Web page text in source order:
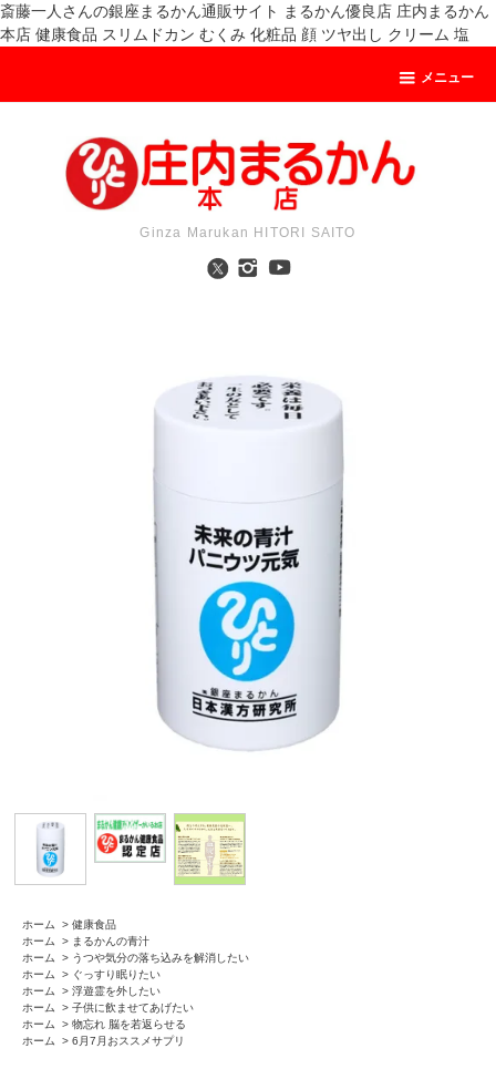
斎藤一人さんの銀座まるかん通販サイト まるかん優良店 庄内まるかん
本店 健康食品 スリムドカン むくみ 化粧品 顔 ツヤ出し クリーム 塩
メニュー
Ginza Marukan HITORI SAITO
ホーム > 健康食品
ホーム
> まるかんの青汁
ホーム
> うつや気分の落ち込みを解消したい
ホーム
> ぐっすり眠りたい
ホーム
> 浮遊霊を外したい
ホーム
> 子供に飲ませてあげたい
ホーム
> 物忘れ 脳を若返らせる
ホーム
> 6月7月おススメサプリ